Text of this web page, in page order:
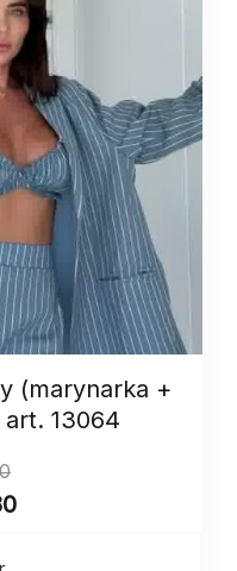
(marynarka +
13064